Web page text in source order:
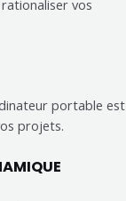
vos
portable est
projets.